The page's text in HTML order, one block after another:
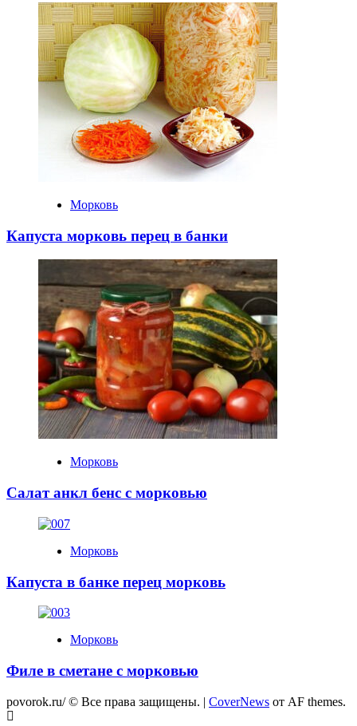
Морковь
Капуста морковь перец в банки
Морковь
Салат анкл бенс с морковью
Морковь
Капуста в банке перец морковь
Морковь
Филе в сметане с морковью
povorok.ru/ © Все права защищены. | CoverNews от AF themes.